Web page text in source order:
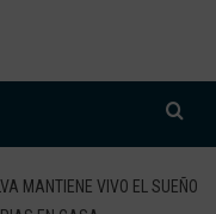
MANTIENE VIVO EL SUEÑO